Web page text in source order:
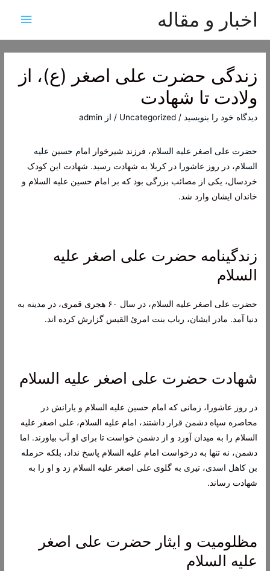
اخبار و مقاله
اصلی
زندگی حضرت علی اصغر (ع)، از
ولادت تا شهادت
دیدگاه‌ خود را بنویسید /
Uncategorized / از admin
حضرت علی اصغر علیه السلام، فرزند شیرخوار امام حسین علیه
السلام، در روز عاشورا درکربلا به شهادت رسید. شهادت این کودک
خردسال، یکی از مصائب بزرگی بود که بر امام حسین علیه السلام و
خاندان ایشان وارد شد.
زندگینامه حضرت علی اصغر علیه
السلام
حضرت علی اصغر علیه السلام، در سال ۶۰ هجری قمری، در مدینه به
دنیا آمد. مادر ایشان، رباب بنت امرئ القیس گزارش کرده اند.
شهادت حضرت علی اصغر علیه السلام
در روز عاشورا، زمانی که امام حسین علیه السلام و یارانش در
محاصره سپاه دشمن قرار داشتند، امام علیه السلام، علی اصغر علیه
السلام را به میدان آورد و از دشمن خواست تا برای او آب بیاورند. اما
دشمن، نه تنها به درخواست امام علیه السلام پاسخ نداد، بلکه حرمله
بن کاهل اسدی، تیری به گلوی علی اصغر علیه السلام زد و او را به
شهادت رساند.
مظلومیت و ایثار حضرت علی اصغر
علیه السلام